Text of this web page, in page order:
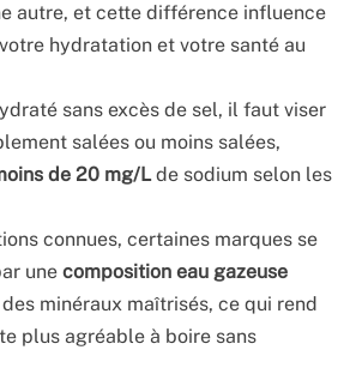
autre, et cette différence influence
hydratation et votre santé au
sans excès de sel, il faut viser
salées ou moins salées,
de 20 mg/Lde sodium selon les
connues, certaines marques se
une composition eau gazeuse
minéraux maîtrisés, ce qui rend
plus agréable à boire sans